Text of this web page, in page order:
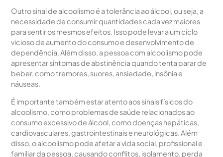
Outro sinal de alcoolismo é a tolerância ao álcool, ou seja, a
necessidade de consumir quantidades cada vez maiores
para sentir os mesmos efeitos. Isso pode levar a um ciclo
vicioso de aumento do consumo e desenvolvimento de
dependência. Além disso, a pessoa com alcoolismo pode
apresentar sintomas de abstinência quando tenta parar de
beber, como tremores, suores, ansiedade, insônia e
náuseas.
É importante também estar atento aos sinais físicos do
alcoolismo, como problemas de saúde relacionados ao
consumo excessivo de álcool, como doenças hepáticas,
cardiovasculares, gastrointestinais e neurológicas. Além
disso, o alcoolismo pode afetar a vida social, profissional e
familiar da pessoa, causando conflitos, isolamento, perda